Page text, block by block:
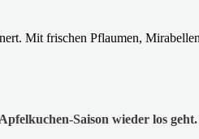
Saison wieder los